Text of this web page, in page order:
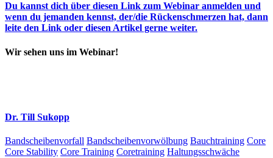
Du kannst dich über diesen Link zum Webinar anmelden und
wenn du jemanden kennst, der/die Rückenschmerzen hat, dann
leite den Link oder diesen Artikel gerne weiter.
Wir sehen uns im Webinar!
Dr. Till Sukopp
Bandscheibenvorfall Bandscheibenvorwölbung Bauchtraining Core
Core Stability Core Training Coretraining Haltungsschwäche